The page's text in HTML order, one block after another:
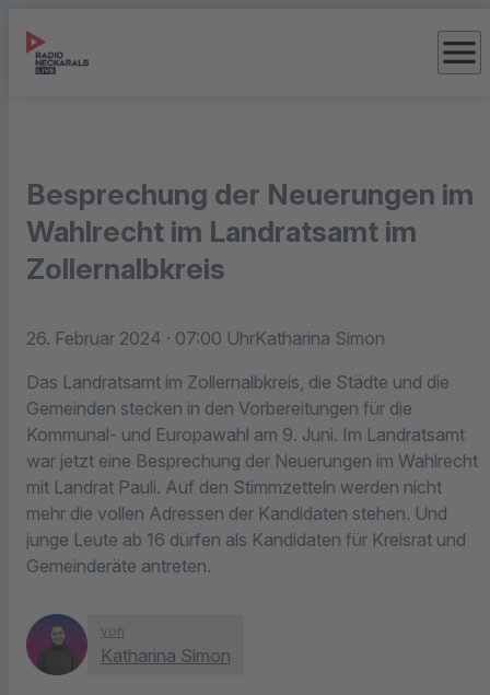
menu
Besprechung der Neuerungen im
Wahlrecht im Landratsamt im
Zollernalbkreis
26. Februar 2024 · 07:00 UhrKatharina Simon
Das Landratsamt im Zollernalbkreis, die Städte und die
Gemeinden stecken in den Vorbereitungen für die
Kommunal- und Europawahl am 9. Juni. Im Landratsamt
war jetzt eine Besprechung der Neuerungen im Wahlrecht
mit Landrat Pauli. Auf den Stimmzetteln werden nicht
mehr die vollen Adressen der Kandidaten stehen. Und
junge Leute ab 16 dürfen als Kandidaten für Kreisrat und
Gemeinderäte antreten.
von
Katharina Simon